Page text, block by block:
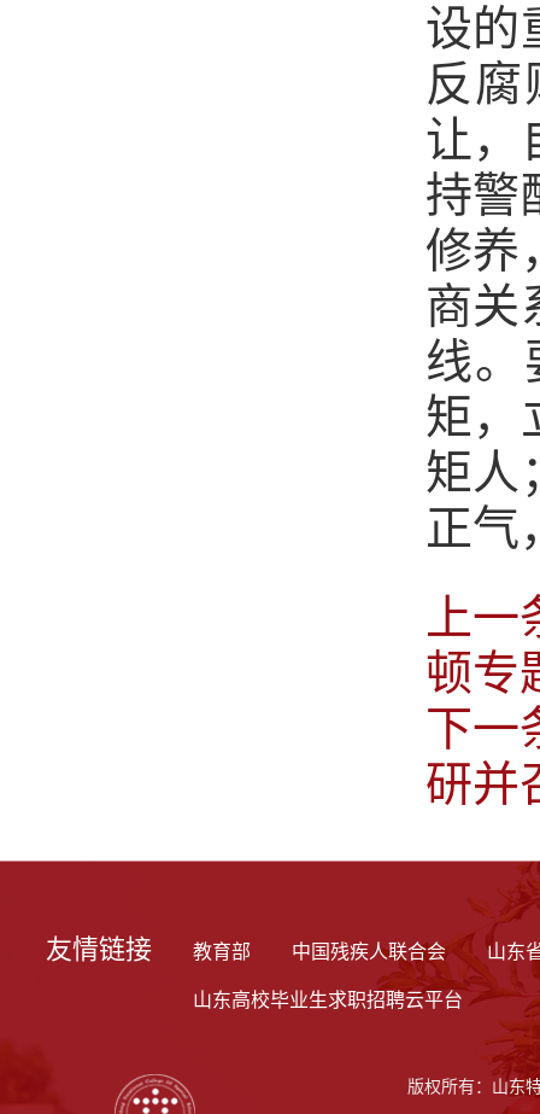
设的
反
让，
持警
修养
商关
线。
矩，
矩人
正气
上
顿专
下一
研并
友情链接 教育部 中国残疾人联合会 山东
山东高校毕业生求职招聘云平台
版权所有：山